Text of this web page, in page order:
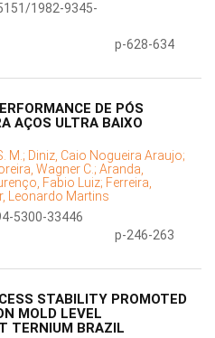
1982-9345-
p-628-634
DE PÓS
AÇOS ULTRA BAIXO
M.; Diniz, Caio Nogueira Araujo;
Wagner C.; Aranda,
Fabio Luiz; Ferreira,
Leonardo Martins
5300-33446
p-246-263
STABILITY PROMOTED
MOLD LEVEL
TERNIUM BRAZIL